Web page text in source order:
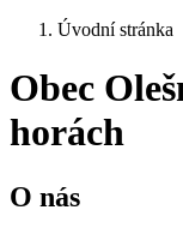
Úvodní stránka
Obec
horách
O nás